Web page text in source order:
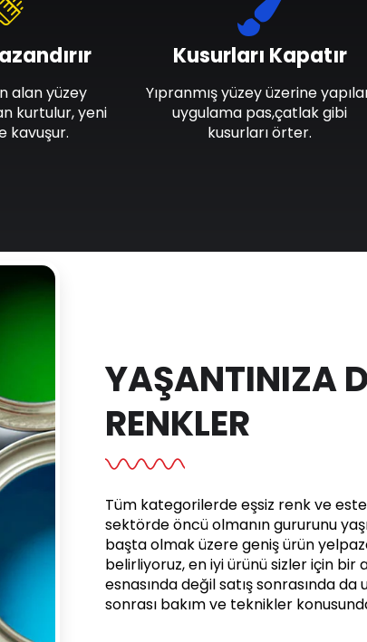
alan yüzey
kurtulur, yeni
kavuşur.
Kusurları Kapatır
Yıpranmış yüzey üzerine
uygulama pas,çatlak gibi
kusurları örter.
YAŞANTINIZA
RENKLER
Tüm kategorilerde eşsiz renk ve
sektörde öncü olmanın gururunu
başta olmak üzere geniş ürün
belirliyoruz, en iyi ürünü sizler için bir
esnasında değil satış sonrasında
sonrası bakım ve teknikler